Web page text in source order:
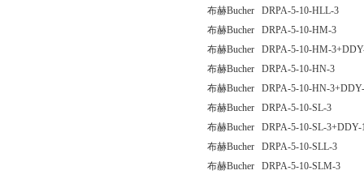
布赫Bucher DRPA-5-10-HLL-3
布赫Bucher DRPA-5-10-HM-3
布赫Bucher DRPA-5-10-HM-
布赫Bucher DRPA-5-10-HN-3
布赫Bucher DRPA-5-10-HN-
布赫Bucher DRPA-5-10-SL-3
布赫Bucher DRPA-5-10-SL-3+DDY-
布赫Bucher DRPA-5-10-SLL-3
布赫Bucher DRPA-5-10-SLM-3